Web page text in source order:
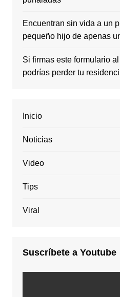
Encuentran sin vida a un
pequeño hijo de apenas
Si firmas este formulario
podrías perder tu
Inicio
Noticias
Video
Tips
Viral
Suscríbete a Youtube